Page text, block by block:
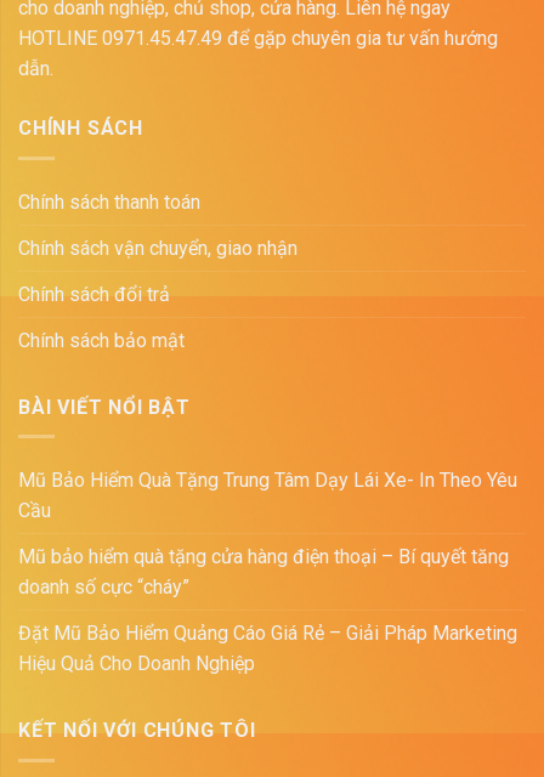
cho doanh nghiệp, chủ shop, cửa hàng. Liên hệ ngay
HOTLINE 0971.45.47.49 để gặp chuyên gia tư vấn hướng
dẫn.
CHÍNH SÁCH
Chính sách thanh toán
Chính sách vận chuyển, giao nhận
Chính sách đổi trả
Chính sách bảo mật
BÀI VIẾT NỔI BẬT
Mũ Bảo Hiểm Quà Tặng Trung Tâm Dạy Lái Xe- In Theo Yêu
Cầu
Mũ bảo hiểm quà tặng cửa hàng điện thoại – Bí quyết tăng
doanh số cực “cháy”
Đặt Mũ Bảo Hiểm Quảng Cáo Giá Rẻ – Giải Pháp Marketing
Hiệu Quả Cho Doanh Nghiệp
KẾT NỐI VỚI CHÚNG TÔI